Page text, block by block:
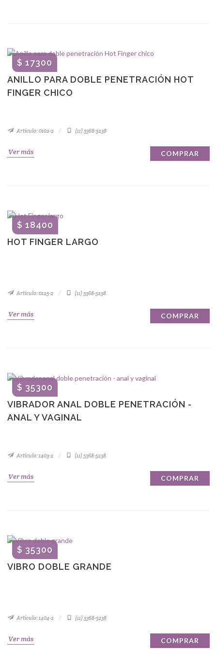
ANILLO PARA DOBLE PENETRACIÓN HOT
FINGER CHICO
$ 17300
Artículo: 0102-2 (11) 5368-5238
Ver más COMPRAR
HOT FINGER LARGO
$ 18400
Artículo: 0125-2 (11) 5368-5238
Ver más COMPRAR
VIBRADOR ANAL DOBLE PENETRACIÓN -
ANAL Y VAGINAL
$ 35300
Artículo: 1403-2 (11) 5368-5238
Ver más COMPRAR
VIBRO DOBLE GRANDE
$ 35300
Artículo: 1404-2 (11) 5368-5238
Ver más COMPRAR